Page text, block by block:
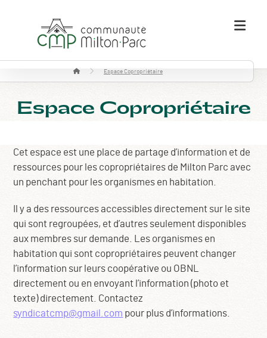
Espace Copropriétaire
Espace Copropriétaire
Cet espace est une place de partage d’information et de
ressources pour les copropriétaires de Milton Parc avec
un penchant pour les organismes en habitation.
Il y a des ressources accessibles directement sur le site
qui sont regroupées, et d’autres seulement disponibles
aux membres sur demande. Les organismes en
habitation qui sont copropriétaires peuvent changer
l’information sur leurs coopérative ou OBNL
directement ou en envoyant l’information (photo et
texte) directement. Contactez
syndicatcmp@gmail.com pour plus d’informations.